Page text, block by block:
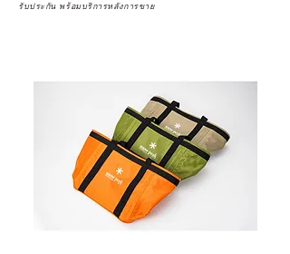
รับประกัน พร้อมบริการหลังการขาย